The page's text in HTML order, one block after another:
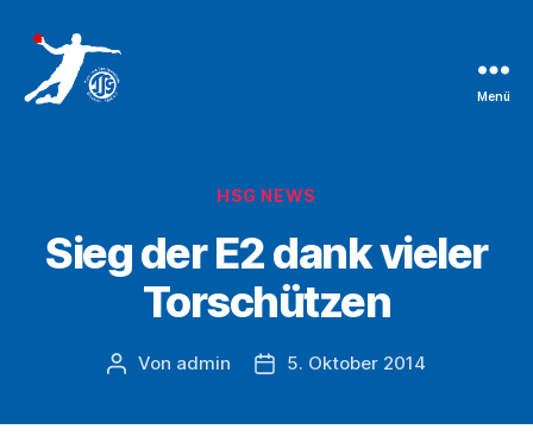
Menü
Kategorien
HSG NEWS
Sieg der E2 dank vieler
Torschützen
Beitragsautor
Von admin Beitragsdatum
5. Oktober 2014